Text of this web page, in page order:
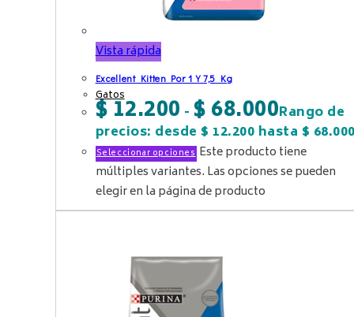
Vista rápida
Excellent Kitten Por 1 Y 7,5 Kg
Gatos
$12.200 - $68.000Rango de
precios: desde $ 12.200 hasta $
Seleccionar opciones Este producto tiene
múltiples variantes. Las opciones se pueden
elegir en la página de producto